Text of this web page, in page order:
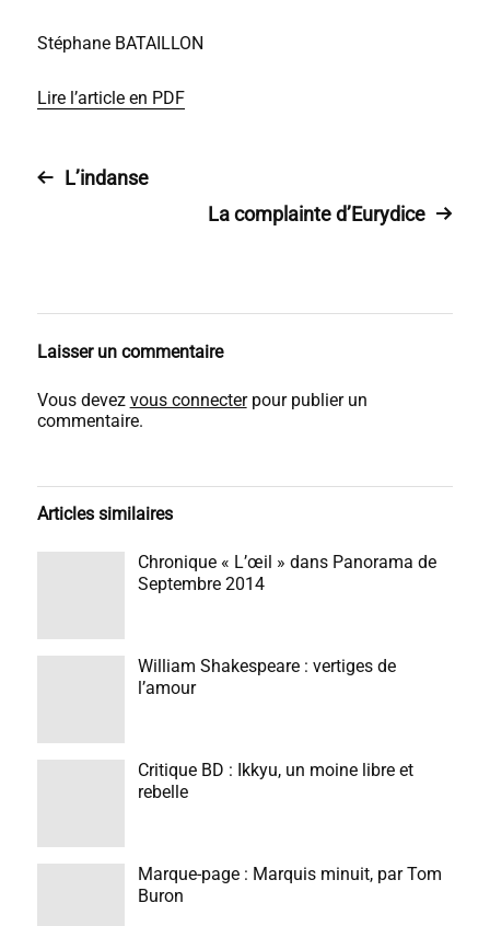
Stéphane BATAILLON
Lire l’article en PDF
L’indanse
La complainte d’Eurydice
Laisser un commentaire
Vous devez vous connecterpour publier un
commentaire.
Articles similaires
Chronique « L’œil » dans Panorama de
Septembre 2014
William Shakespeare : vertiges de
l’amour
Critique BD : Ikkyu, un moine libre et
rebelle
Marque-page : Marquis minuit, par Tom
Buron